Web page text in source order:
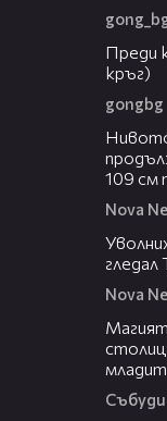
Преди
кръг)
gongbg
109 см
Nova
гледал
Nova
Събуди